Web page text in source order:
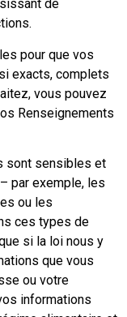
de
pour que vos
exacts, complets
vous pouvez
Renseignements
sont sensibles et
par exemple, les
ou les
ces types de
si la loi nous y
que vous
ou votre
informations